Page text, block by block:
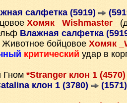
салфетка (5919)
Хомяк _Wishmaster_
Влажная салфетка
бойцовое Хомяк
критический удар в
Гном *Stranger клон 1
клон 1 (3780)
(1571)